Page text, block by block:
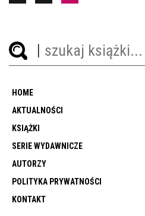
HOME
AKTUALNOŚCI
KSIĄŻKI
SERIE WYDAWNICZE
AUTORZY
POLITYKA PRYWATNOŚCI
KONTAKT